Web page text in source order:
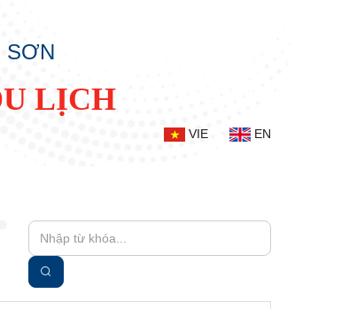
SƠN
LỊCH
VIE EN